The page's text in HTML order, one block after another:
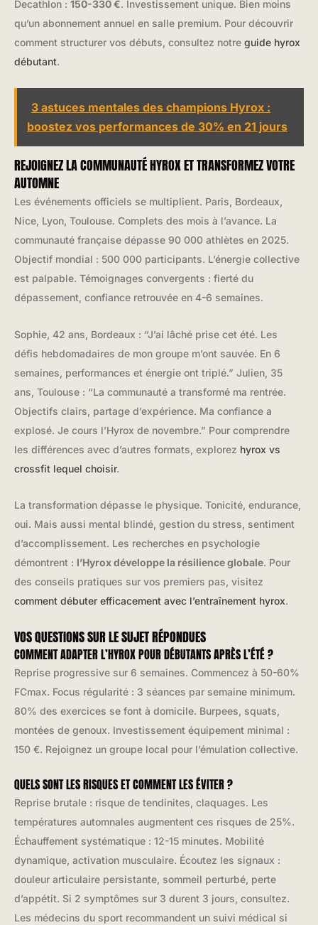
Decathlon : 150-330 €. Investissement unique. Bien moins
qu’un abonnement annuel en salle premium. Pour découvrir
comment structurer vos débuts, consultez notre guide hyrox
débutant.
3 astuces mentales des champions Hyrox :
boostez vos performances de 30% en 21 jours
REJOIGNEZ LA COMMUNAUTÉ HYROX ET TRANSFORMEZ VOTRE
AUTOMNE
Les événements officiels se multiplient. Paris, Bordeaux,
Nice, Lyon, Toulouse. Complets des mois à l’avance. La
communauté française dépasse 90 000 athlètes en 2025.
Objectif mondial : 500 000 participants. L’énergie collective
est palpable. Témoignages convergents : fierté du
dépassement, confiance retrouvée en 4-6 semaines.
Sophie, 42 ans, Bordeaux : “J’ai lâché prise cet été. Les
défis hebdomadaires de mon groupe m’ont sauvée. En 6
semaines, performances et énergie ont triplé.” Julien, 35
ans, Toulouse : “La communauté a transformé ma rentrée.
Objectifs clairs, partage d’expérience. Ma confiance a
explosé. Je cours l’Hyrox de novembre.” Pour comprendre
les différences avec d’autres formats, explorez hyrox vs
crossfit lequel choisir.
La transformation dépasse le physique. Tonicité, endurance,
oui. Mais aussi mental blindé, gestion du stress, sentiment
d’accomplissement. Les recherches en psychologie
démontrent : l’Hyrox développe la résilience globale. Pour
des conseils pratiques sur vos premiers pas, visitez
comment débuter efficacement avec l’entraînement hyrox.
VOS QUESTIONS SUR LE SUJET RÉPONDUES
COMMENT ADAPTER L’HYROX POUR DÉBUTANTS APRÈS L’ÉTÉ ?
Reprise progressive sur 6 semaines. Commencez à 50-60%
FCmax. Focus régularité : 3 séances par semaine minimum.
80% des exercices se font à domicile. Burpees, squats,
montées de genoux. Investissement équipement minimal :
150 €. Rejoignez un groupe local pour l’émulation collective.
QUELS SONT LES RISQUES ET COMMENT LES ÉVITER ?
Reprise brutale : risque de tendinites, claquages. Les
températures automnales augmentent ces risques de 25%.
Échauffement systématique : 12-15 minutes. Mobilité
dynamique, activation musculaire. Écoutez les signaux :
douleur articulaire persistante, sommeil perturbé, perte
d’appétit. Si 2 symptômes sur 3 durent 3 jours, consultez.
Les médecins du sport recommandent un suivi médical si